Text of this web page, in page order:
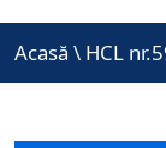
Acasă \ HCL